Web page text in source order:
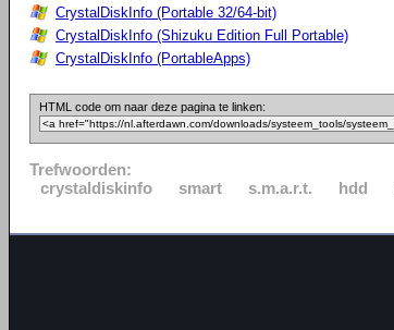
CrystalDiskInfo (Portable 32/64-bit)
CrystalDiskInfo (Shizuku Edition Full Portable)
CrystalDiskInfo (PortableApps)
HTML code om naar deze pagina te linken:
Trefwoorden:
crystaldiskinfo
smart s.m.a.r.t. hdd